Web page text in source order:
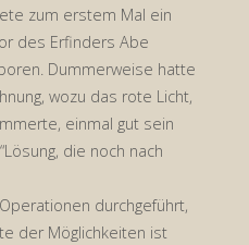
zum erstem Mal ein
des Erfinders Abe
Dummerweise hatte
wozu das rote Licht,
einmal gut sein
die noch nach
durchgeführt,
der Möglichkeiten ist